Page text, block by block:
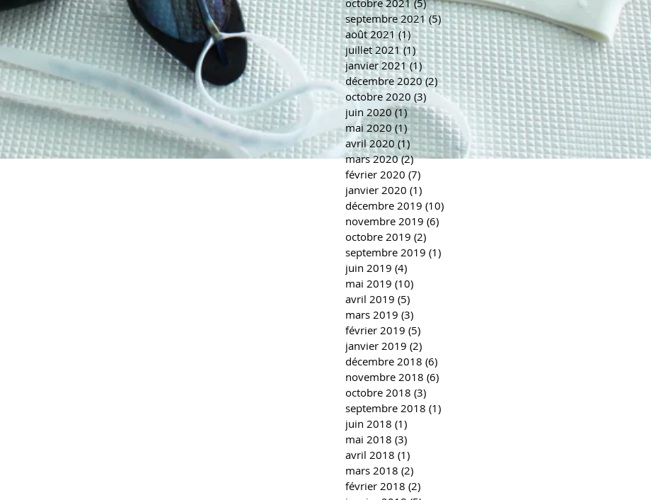
octobre 2021 (5)5 posts
septembre 2021 (5) 5 posts
août 2021 (1) 1 post
juillet 2021 (1)1 post
janvier 2021 (1)1 post
décembre 2020 (2)2 posts
octobre 2020 (3) 3 posts
juin 2020 (1)1 post
mai 2020 (1)1 post
avril 2020 (1)1 post
mars 2020 (2)2 posts
février 2020 (7)
janvier 2020 (1)
décembre 2019 (10)
novembre 2019 (6)
octobre 2019 (2)
septembre 2019 (1)
juin 2019 (4)
mai 2019 (10)
avril 2019 (5)
mars 2019 (3)
février 2019 (5)
janvier 2019 (2)
décembre 2018 (6)
novembre 2018 (6)
octobre 2018 (3)
septembre 2018 (1)
juin 2018 (1)
mai 2018 (3)
avril 2018 (1)
mars 2018 (2)
février 2018 (2)